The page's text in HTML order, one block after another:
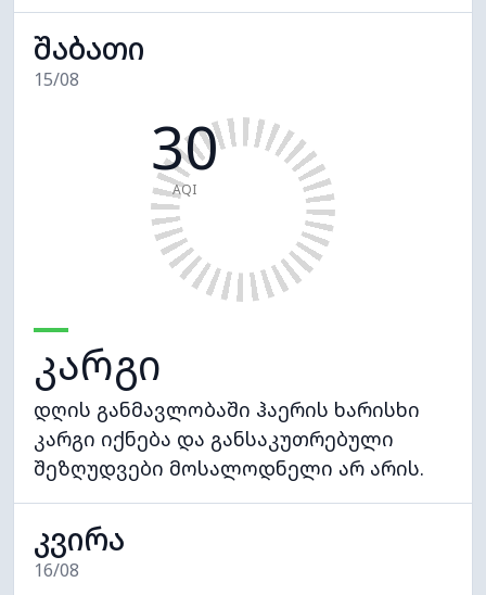
შაბათი
15/08
30
AQI
კარგი
დღის განმავლობაში ჰაერის ხარისხი
კარგი იქნება და განსაკუთრებული
შეზღუდვები მოსალოდნელი არ არის.
კვირა
16/08